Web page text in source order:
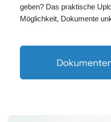
geben? Das praktische
Möglichkeit, Dokumente